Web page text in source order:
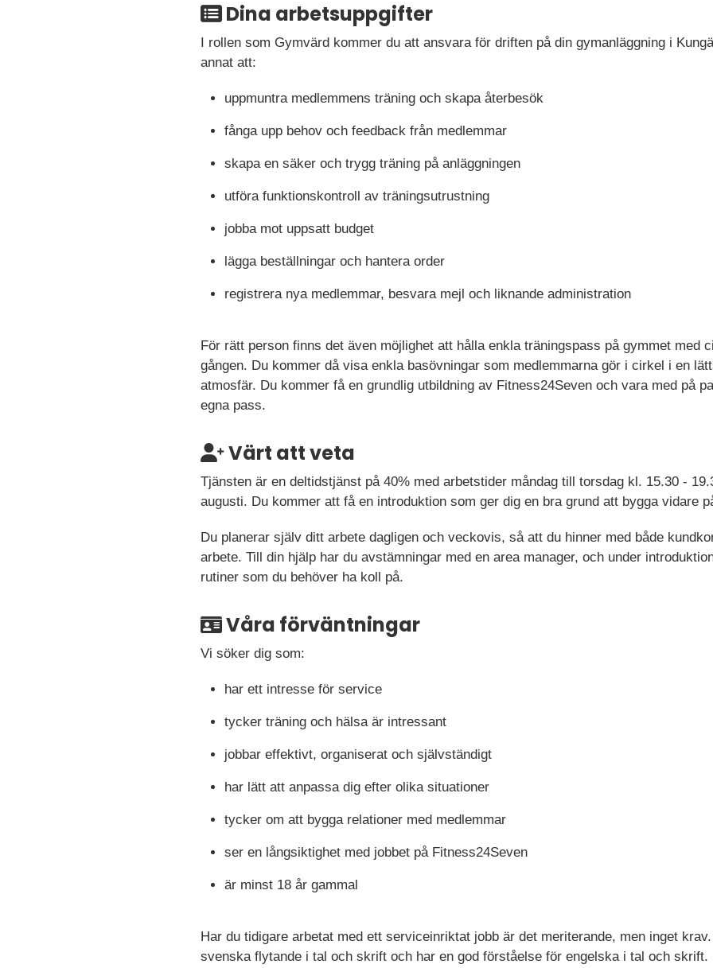
Dina arbetsuppgifter
I rollen som Gymvärd kommer du att ansvara för driften på din gymanläggning i
annat att:
uppmuntra medlemmens träning och skapa återbesök
fånga upp behov och feedback från medlemmar
skapa en säker och trygg träning på anläggningen
utföra funktionskontroll av träningsutrustning
jobba mot uppsatt budget
lägga beställningar och hantera order
registrera nya medlemmar, besvara mejl och liknande administration
För rätt person finns det även möjlighet att hålla enkla träningspass på gymmet med
gången. Du kommer då visa enkla basövningar som medlemmarna gör i cirkel i en
atmosfär. Du kommer få en grundlig utbildning av Fitness24Seven och vara med på
egna pass.
Värt att veta
Tjänsten är en deltidstjänst på 40% med arbetstider måndag till torsdag kl. 15.30 -
augusti. Du kommer att få en introduktion som ger dig en bra grund att bygga vidare
Du planerar själv ditt arbete dagligen och veckovis, så att du hinner med både
arbete. Till din hjälp har du avstämningar med en area manager, och under
rutiner som du behöver ha koll på.
Våra förväntningar
Vi söker dig som:
har ett intresse för service
tycker träning och hälsa är intressant
jobbar effektivt, organiserat och självständigt
har lätt att anpassa dig efter olika situationer
tycker om att bygga relationer med medlemmar
ser en långsiktighet med jobbet på Fitness24Seven
är minst 18 år gammal
Har du tidigare arbetat med ett serviceinriktat jobb är det meriterande, men inget
svenska flytande i tal och skrift och har en god förståelse för engelska i tal och skrift.